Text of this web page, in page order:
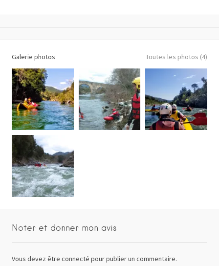
FR
Itinéraire
Galerie photos Toutes les photos (4)
Noter et donner mon avis
Vous devez être connecté pour publier un commentaire.